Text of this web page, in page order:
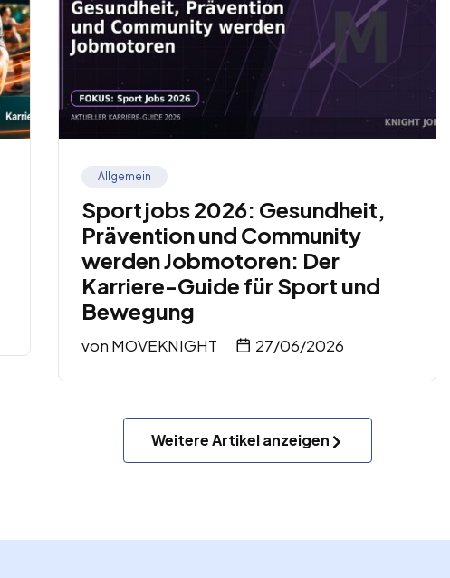
Allgemein
Sportjobs 2026: Gesundheit,
Prävention und Community
werden Jobmotoren: Der
Karriere-Guide für Sport und
Bewegung
von MOVEKNIGHT 27/06/2026
Weitere Artikel anzeigen